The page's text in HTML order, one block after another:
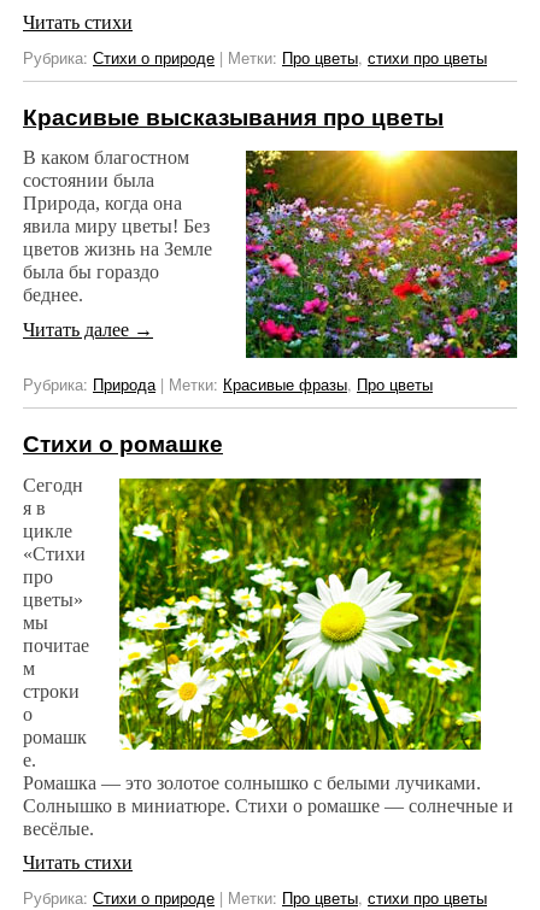
Читать стихи
Рубрика: Стихи о природе | Метки: Про цветы, стихи про цветы
Красивые высказывания про цветы
В каком благостном
состоянии была
Природа, когда она
явила миру цветы! Без
цветов жизнь на Земле
была бы гораздо
беднее.
Читать далее →
Рубрика: Природа | Метки: Красивые фразы, Про цветы
Стихи о ромашке
Сегодн
я в
цикле
«Стихи
про
цветы»
мы
почитае
м
строки
о
ромашк
е.
Ромашка — это золотое солнышко с белыми лучиками.
Солнышко в миниатюре. Стихи о ромашке — солнечные и
весёлые.
Читать стихи
Рубрика: Стихи о природе | Метки: Про цветы, стихи про цветы